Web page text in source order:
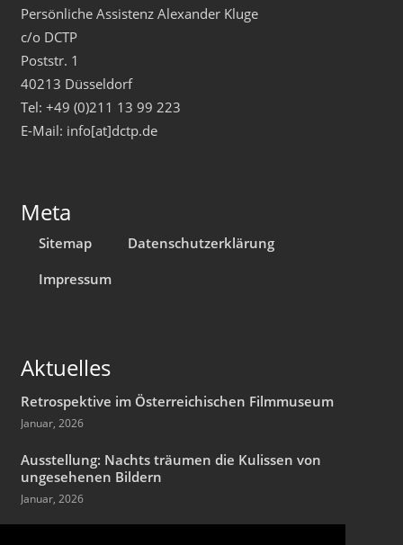
Persönliche Assistenz Alexander Kluge
c/o DCTP
Poststr. 1
40213 Düsseldorf
Tel: +49 (0)211 13 99 223
E-Mail: info[at]dctp.de
Meta
Sitemap
Datenschutzerklärung
Impressum
Aktuelles
Retrospektive im Österreichischen Filmmuseum
Januar, 2026
Ausstellung: Nachts träumen die Kulissen von
ungesehenen Bildern
Januar, 2026